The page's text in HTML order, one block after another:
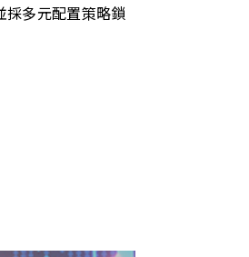
多元配置策略鎖